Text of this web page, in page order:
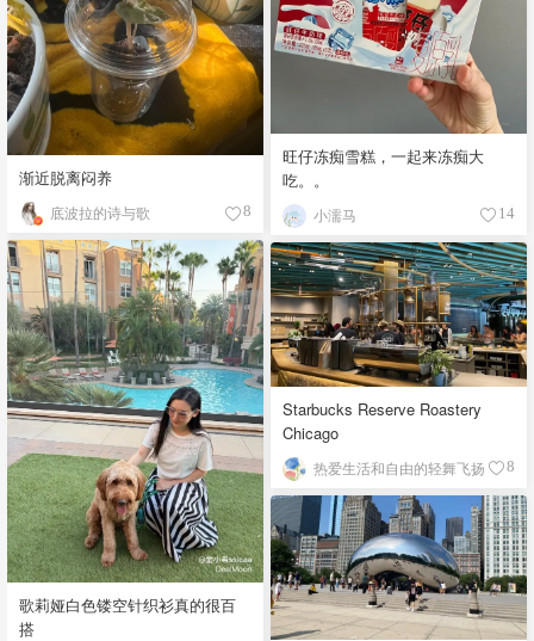
旺仔冻痴雪糕，一起来冻痴大
吃。。
小濡马 14
渐近脱离闷养
底波拉的诗与歌 8
歌莉娅白色镂空针织衫真的很百
搭
Starbucks Reserve Roastery
Chicago
热爱生活和自由的轻舞飞扬 8